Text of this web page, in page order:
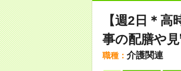
【週2日＊
事の配膳や
職種： 介護関連